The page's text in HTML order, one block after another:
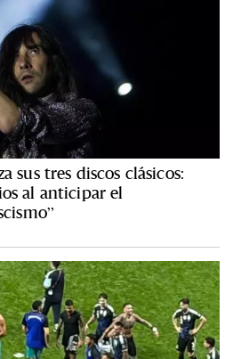
sus tres discos clásicos:
al anticipar el